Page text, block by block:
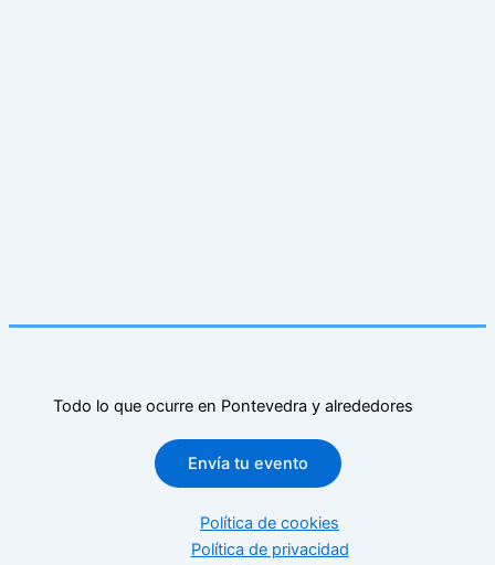
Todo lo que ocurre en Pontevedra y alrededores
Envía tu evento
Política de cookies
Política de privacidad